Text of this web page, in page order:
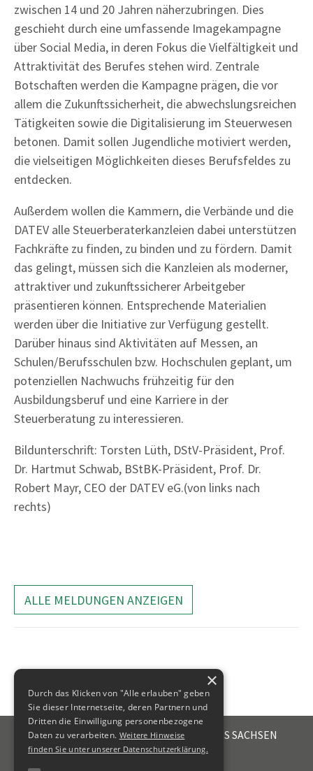
zwischen 14 und 20 Jahren näherzubringen. Dies
geschieht durch eine umfassende Imagekampagne
über Social Media, in deren Fokus die Vielfältigkeit und
Attraktivität des Berufes stehen wird. Zentrale
Botschaften werden die Kampagne prägen, die vor
allem die Zukunftssicherheit, die abwechslungsreichen
Tätigkeiten sowie die Digitalisierung im Steuerwesen
betonen. Damit sollen Jugendliche motiviert werden,
die vielseitigen Möglichkeiten dieses Berufsfeldes zu
entdecken.
Außerdem wollen die Kammern, die Verbände und die
DATEV alle Steuerberaterkanzleien dabei unterstützen
Fachkräfte zu finden, zu binden und zu fördern. Damit
das gelingt, müssen sich die Kanzleien als moderner,
attraktiver und zukunftssicherer Arbeitgeber
präsentieren können. Entsprechende Materialien
werden über die Initiative zur Verfügung gestellt.
Darüber hinaus sind Aktivitäten auf Messen, an
Schulen/Berufsschulen bzw. Hochschulen geplant, um
potenziellen Nachwuchs frühzeitig für den
Ausbildungsberuf und eine Karriere in der
Steuerberatung zu interessieren.
Bildunterschrift: Torsten Lüth, DStV-Präsident, Prof.
Dr. Hartmut Schwab, BStBK-Präsident, Prof. Dr.
Robert Mayr, CEO der DATEV eG.(von links nach
rechts)
ALLE MELDUNGEN ANZEIGEN
STEUERBERATERKAMMER DES FREISTAATES SACHSEN
Emil-Fuchs-Str. 2
×
Durch das Klicken von "Alle erlauben" geben
Sie dieser Internetseite, deren Partnern und
Dritten die Einwilligung personenbezogene
Daten zu verarbeiten. Weitere Hinweise
finden Sie unter unserer Datenschutzerklärung.